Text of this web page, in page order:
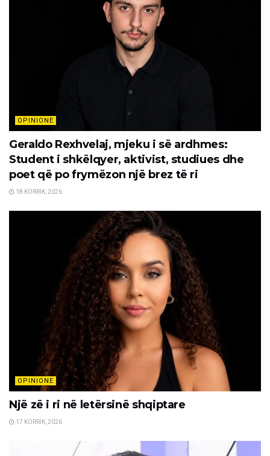
OPINIONE
Geraldo Rexhvelaj, mjeku i së ardhmes:
Student i shkëlqyer, aktivist, studiues dhe
poet që po frymëzon një brez të ri
18 KORRIK, 2026
OPINIONE
Një zë i ri në letërsinë shqiptare
17 KORRIK, 2026